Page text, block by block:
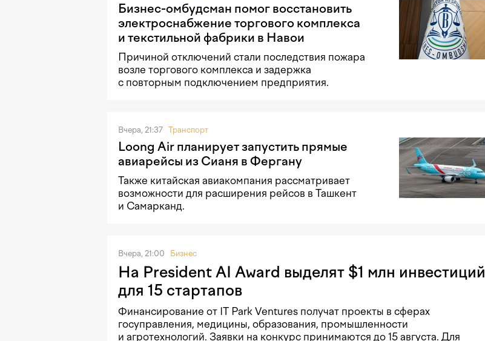
Бизнес-омбудсман помог восстановить
электроснабжение торгового комплекса
и текстильной фабрики в Навои
Причиной отключений стали последствия пожара
возле торгового комплекса и задержка
с повторным подключением предприятия.
Вчера, 21:37 Транспорт
Loong Air планирует запустить прямые
авиарейсы из Сианя в Фергану
Также китайская авиакомпания рассматривает
возможности для расширения рейсов в Ташкент
и Самарканд.
Вчера, 21:00 Бизнес
На President AI Award выделят $1 млн инвестиций
для 15 стартапов
Финансирование от IT Park Ventures получат проекты в сферах
госуправления, медицины, образования, промышленности
и агротехнологий. Заявки на конкурс принимаются до 15 августа. Для